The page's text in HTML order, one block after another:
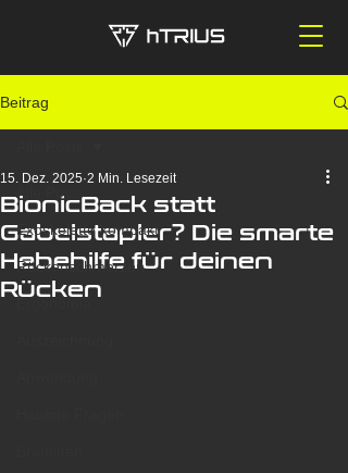
Beitrag
Alle Posts
Exoskelette kompakt
Rückenschmerzen
BionicBack statt
Gabelstapler? Die smarte
Hebehilfe für deinen
Rücken
15. Dez. 2025 2 Min. Lesezeit